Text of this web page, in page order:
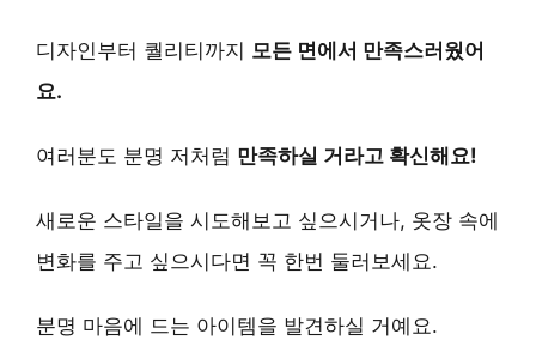
디자인부터 퀄리티까지 모든 면에서 만족스러웠어
요.
여러분도 분명 저처럼 만족하실 거라고 확신해요!
새로운 스타일을 시도해보고 싶으시거나, 옷장 속에
변화를 주고 싶으시다면 꼭 한번 둘러보세요.
분명 마음에 드는 아이템을 발견하실 거예요.